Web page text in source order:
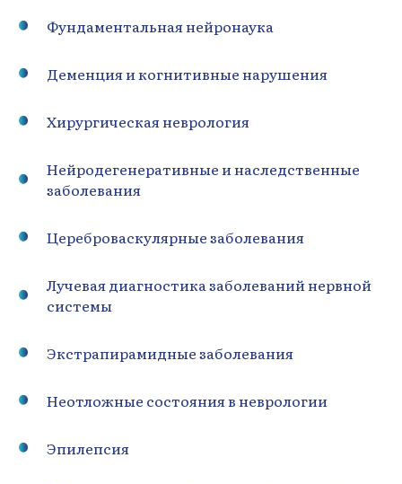
Фундаментальная нейронаука
Деменция и когнитивные нарушения
Хирургическая неврология
Нейродегенеративные и наследственные
заболевания
Цереброваскулярные заболевания
Лучевая диагностика заболеваний нервной
системы
Экстрапирамидные заболевания
Неотложные состояния в неврологии
Эпилепсия